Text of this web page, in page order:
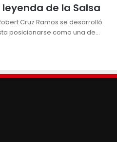
de la Salsa
Cruz Ramos se desarrolló
posicionarse como una de…